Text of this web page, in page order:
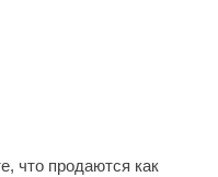
что продаются как